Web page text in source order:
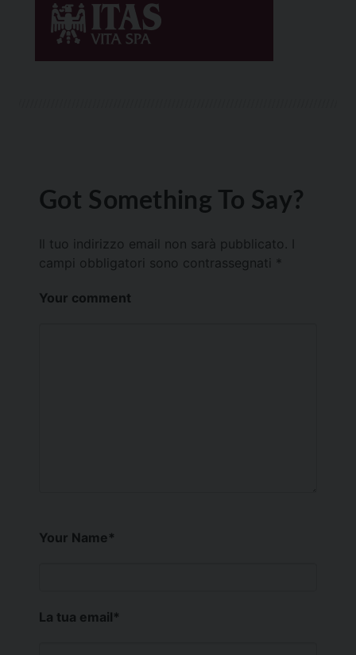
Got Something To Say?
Il tuo indirizzo email non sarà pubblicato.
campi obbligatori sono contrassegnati *
Your comment
Your Name*
La tua email*